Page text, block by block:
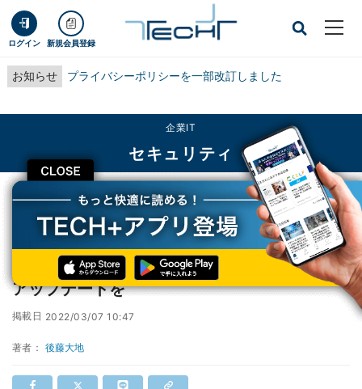
ログイン 新規会員登録
お知らせ プライバシーポリシーを一部改訂しました
CLOSE
企業IT
セキュリティ
TECH+ 企業IT
セキュリティ
Linuxのコンテナ技術にエスケープの脆弱性、アップデートを
Linuxのコンテナ技術にエスケープの脆弱性、
アップデートを
掲載日 2022/03/07 10:47
著者： 後藤大地